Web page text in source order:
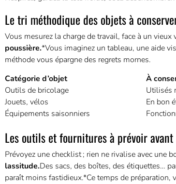
Le tri méthodique des objets à
Vous mesurez la charge de travail, face à un
poussière.*Vous imaginez un tableau, une aide
méthode vous épargne des regrets mornes.
Catégorie d’objet
À
Outils de bricolage
Utilisés
Jouets, vélos
En bon
Équipements saisonniers
Les outils et fournitures à prévoir
Prévoyez une checklist ; rien ne rivalise avec une
lassitude.Des sacs, des boîtes, des étiquettes…
paraît moins fastidieux.*Ce temps de préparation,